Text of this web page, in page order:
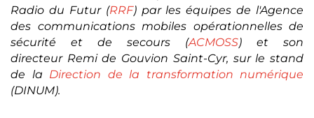
Radio du Futur (RRF) par les équipes de l'Agence
des communications mobiles opérationnelles de
sécurité et de secours (ACMOSS) et son
directeur Remi de Gouvion Saint-Cyr, sur le stand
de la Direction de la transformation numérique
(DINUM).